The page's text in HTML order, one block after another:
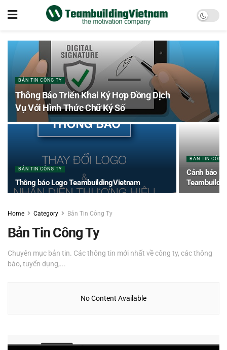
BẢN TIN CÔNG TY
Thông Báo Triển Khai Ký Hợp Đồng Dịch
Vụ Với Hình Thức Chữ Ký Số
BẢN TIN CÔNG TY
Thông báo Logo TeambuildingVietnam
BẢN TIN CÔNG
Cảnh báo
Home Category Bản Tin Công Ty
Bản Tin Công Ty
Chuyên mục bản tin. Các thông tin mới nhất về công ty, các thông
báo, tuyển dụng,...
No Content Available